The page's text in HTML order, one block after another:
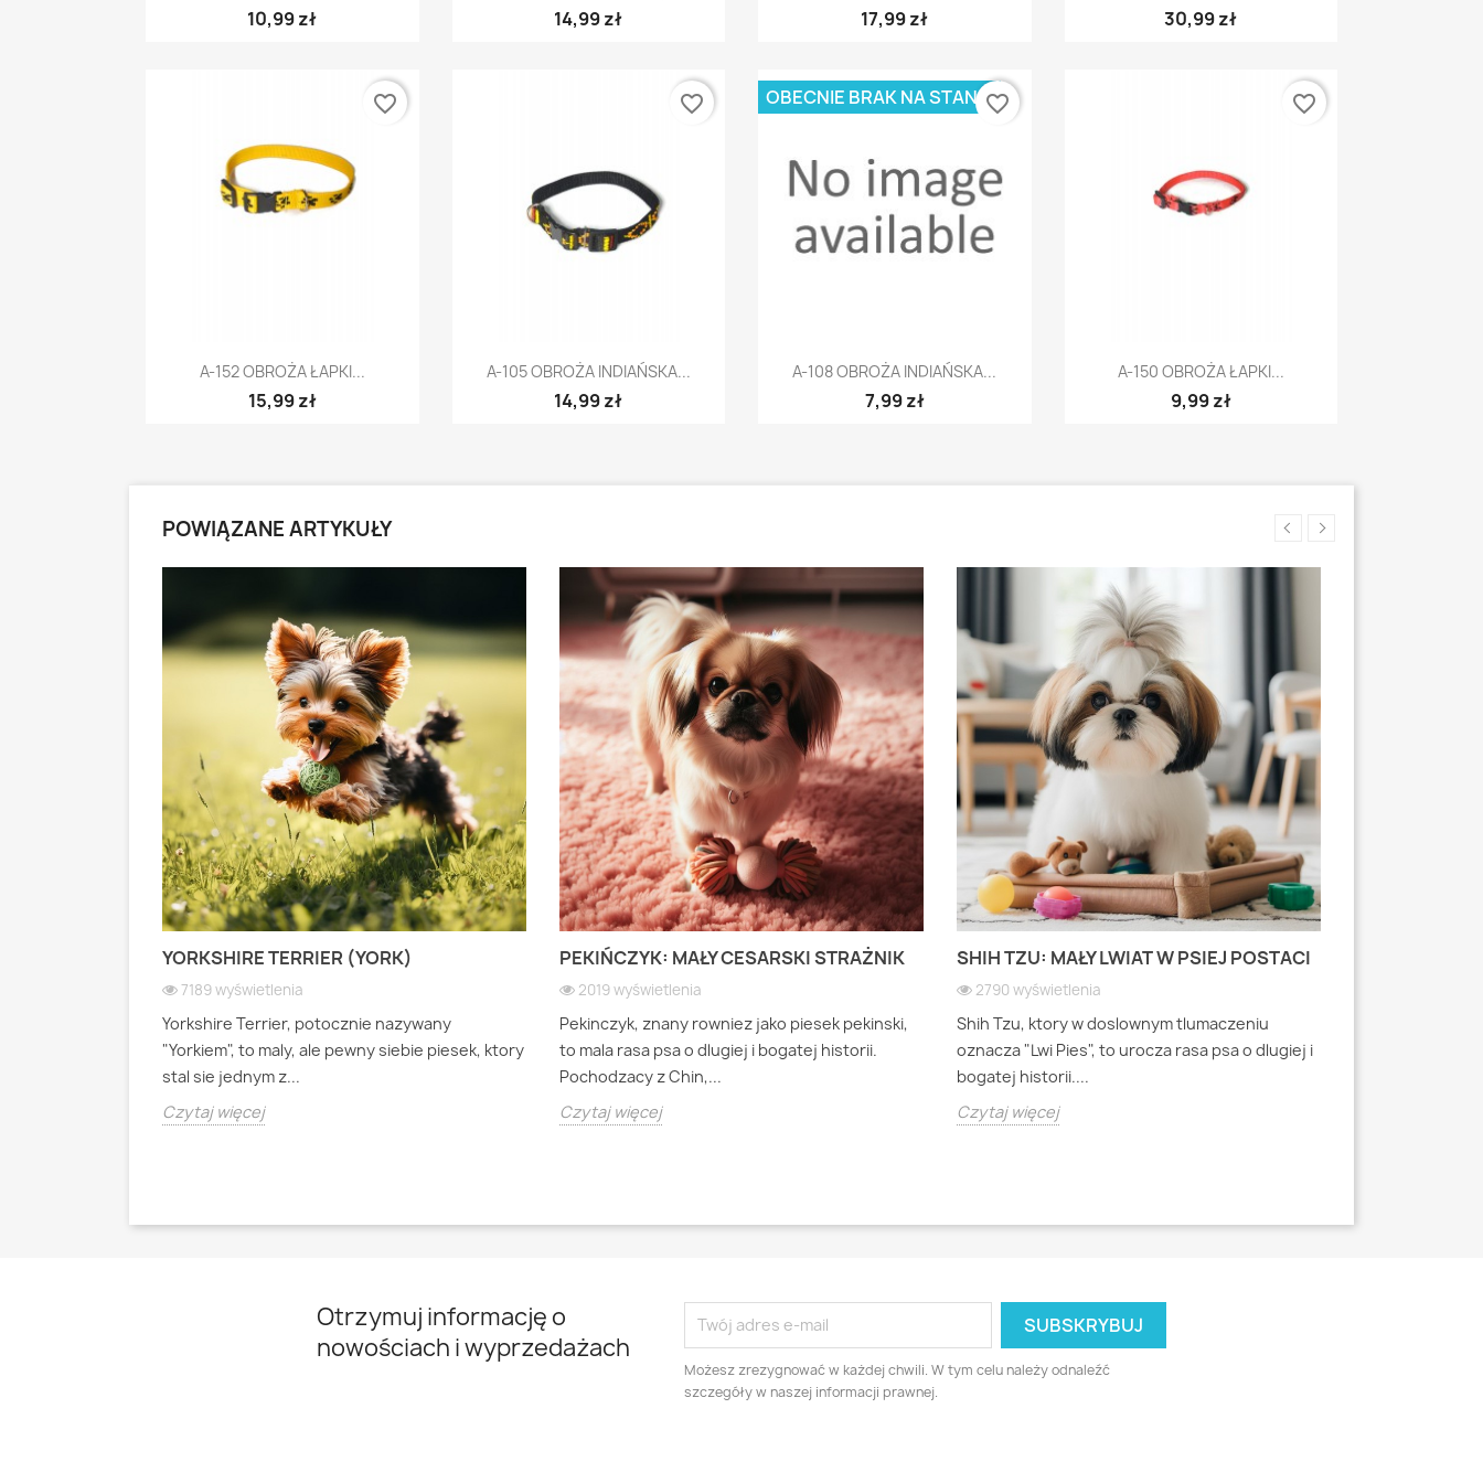
10,99 zł 14,99 zł 17,99 zł 30,99 zł
Szybki podgląd
A-152 OBROŻA ŁAPKI...
15,99 zł
favorite_border
Szybki podgląd
A-105 OBROŻA INDIAŃSKA...
14,99 zł
favorite_border
Szybki podgląd
A-108 OBROŻA INDIAŃSKA...
7,99 zł
OBECNIE BRAK NA STANIEfavorite_border
Szybki podgląd
A-150 OBROŻA ŁAPKI...
9,99 zł
favorite_border
POWIĄZANE ARTYKUŁY
YORKSHIRE TERRIER (YORK)
7189 wyświetlenia
Yorkshire Terrier, potocznie nazywany
"Yorkiem", to maly, ale pewny siebie piesek, ktory
stal sie jednym z...
Czytaj więcej
PEKIŃCZYK: MAŁY CESARSKI STRAŻNIK
2019 wyświetlenia
Pekinczyk, znany rowniez jako piesek pekinski,
to mala rasa psa o dlugiej i bogatej historii.
Pochodzacy z Chin,...
Czytaj więcej
SHIH TZU: MAŁY LWIAT W PSIEJ POSTACI
2790 wyświetlenia
Shih Tzu, ktory w doslownym tlumaczeniu
oznacza "Lwi Pies", to urocza rasa psa o dlugiej i
bogatej historii....
Czytaj więcej
Otrzymuj informację o
nowościach i wyprzedażach
Możesz zrezygnować w każdej chwili. W tym celu należy odnaleźć
szczegóły w naszej informacji prawnej.